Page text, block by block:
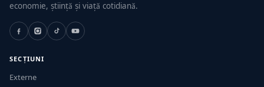
economie, știință și viață cotidiană.
SECȚIUNI
Externe